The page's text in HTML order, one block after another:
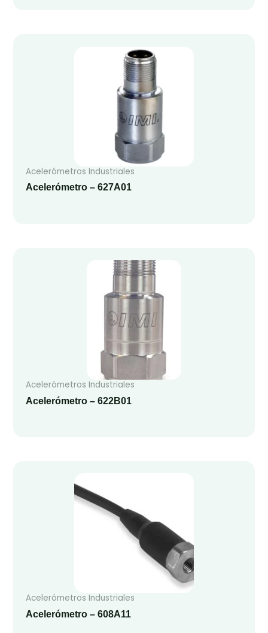
Acelerómetros Industriales
Acelerómetro – 627A01
Acelerómetros Industriales
Acelerómetro – 622B01
Acelerómetros Industriales
Acelerómetro – 608A11